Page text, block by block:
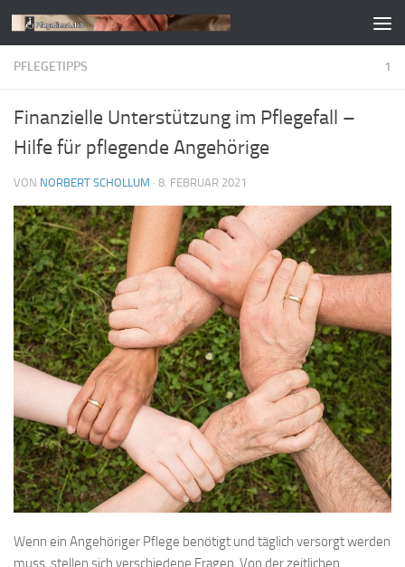
Zum Inhalt springen
PFLEGETIPPS 1
Finanzielle Unterstützung im Pflegefall –
Hilfe für pflegende Angehörige
VON NORBERT SCHOLLUM · 8. FEBRUAR 2021
Wenn ein Angehöriger Pflege benötigt und täglich versorgt werden
muss, stellen sich verschiedene Fragen. Von der zeitlichen